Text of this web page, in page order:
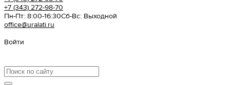
+7 (343) 272-98-70
Пн-Пт: 8:00-16:30Cб-Вс: Выходной
office@uralati.ru
Войти